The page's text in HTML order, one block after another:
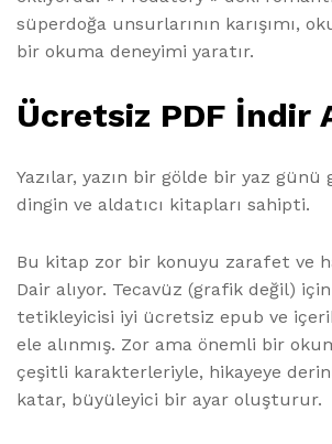
süperdoğa unsurlarının karışımı,
bir okuma deneyimi yaratır.
Ücretsiz PDF İndir
Yazılar, yazın bir gölde bir yaz günü
dingin ve aldatıcı kitapları sahipti.
Bu kitap zor bir konuyu zarafet ve
Dair alıyor. Tecavüz (grafik değil) için
tetikleyicisi iyi ücretsiz epub ve
ele alınmış. Zor ama önemli bir
çeşitli karakterleriyle, hikayeye
katar, büyüleyici bir ayar oluşturur.